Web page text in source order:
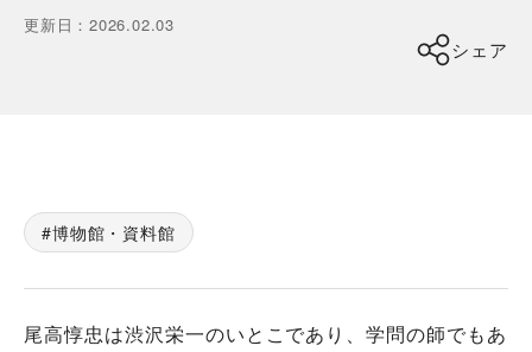
更新日 ：2026.02.03
シェア
博物館・資料館
尾高惇忠は渋沢栄一のいとこであり、学問の師でもあ